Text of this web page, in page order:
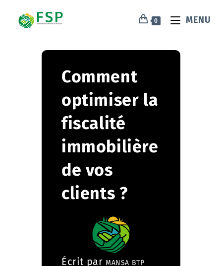
0 MENU
Comment
optimiser la
fiscalité
immobilière
de vos
clients ?
Écrit par MANSA BTP